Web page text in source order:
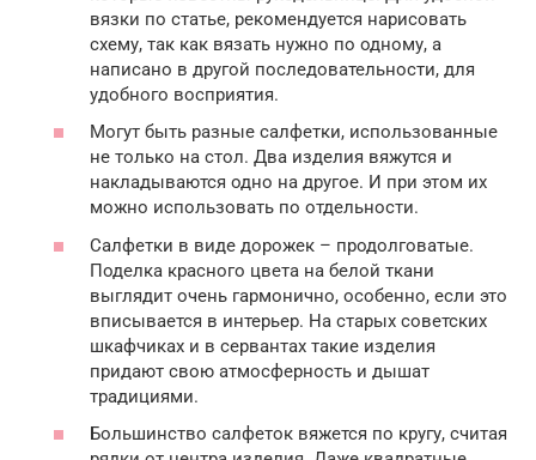
вязки по статье, рекомендуется нарисовать
схему, так как вязать нужно по одному, а
написано в другой последовательности, для
удобного восприятия.
Могут быть разные салфетки, использованные
не только на стол. Два изделия вяжутся и
накладываются одно на другое. И при этом их
можно использовать по отдельности.
Салфетки в виде дорожек – продолговатые.
Поделка красного цвета на белой ткани
выглядит очень гармонично, особенно, если это
вписывается в интерьер. На старых советских
шкафчиках и в сервантах такие изделия
придают свою атмосферность и дышат
традициями.
Большинство салфеток вяжется по кругу, считая